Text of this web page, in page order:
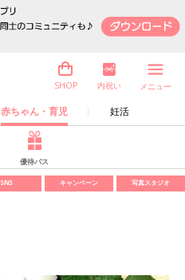
赤ちゃん・育児 妊活
SHOP 内祝い メニュー
優待パス
SNS キャンペーン 写真スタジオ